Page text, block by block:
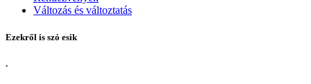
Változás és változtatás
Ezekről is szó esik
.